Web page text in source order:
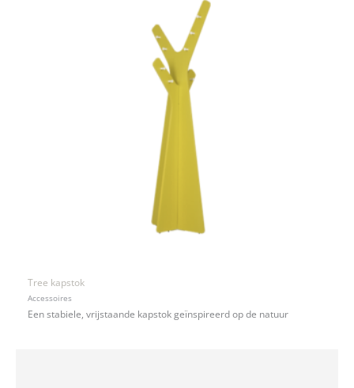
Tree kapstok
Accessoires
Een stabiele, vrijstaande kapstok geïnspireerd op de natuur